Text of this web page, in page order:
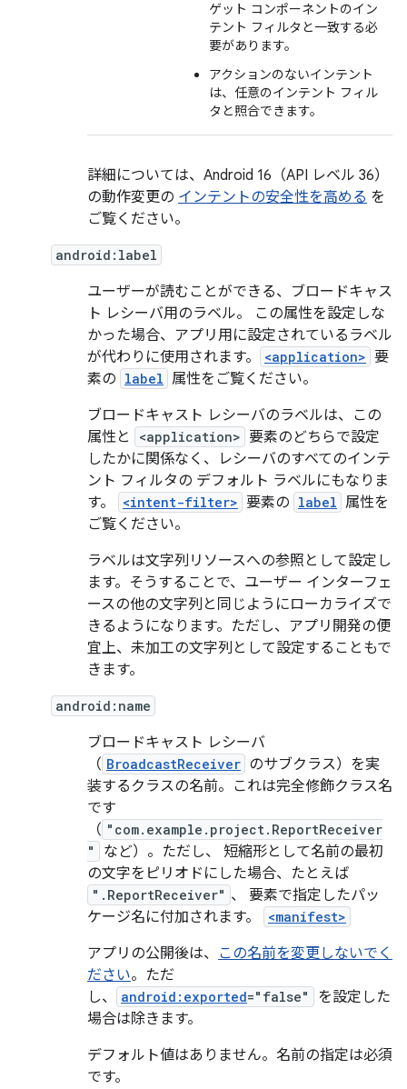
ゲット コンポーネントのイン
テント フィルタと一致する必
要があります。
アクションのないインテント
は、任意のインテント フィル
タと照合できます。
詳細については、Android 16（API レベル 36）
の動作変更の インテントの安全性を高める を
ご覧ください。
android:label
ユーザーが読むことができる、ブロードキャス
ト レシーバ用のラベル。 この属性を設定しな
かった場合、アプリ用に設定されているラベル
が代わりに使用されます。
<application> 要
素の label 属性をご覧ください。
ブロードキャスト レシーバのラベルは、この
属性と
<application> 要素のどちらで設定
したかに関係なく、レシーバのすべてのインテ
ント フィルタの デフォルト ラベルにもなりま
す。
<intent-filter> 要素の label 属性を
ご覧ください。
ラベルは文字列リソースへの参照として設定し
ます。そうすることで、ユーザー インターフェ
ースの他の文字列と同じようにローカライズで
きるようになります。ただし、アプリ開発の便
宜上、未加工の文字列として設定することもで
きます。
android:name
ブロードキャスト レシーバ
（ BroadcastReceiver のサブクラス）を実
装するクラスの名前。これは完全修飾クラス名
です
（ "com.example.project.ReportReceiver
"
など）。ただし、 短縮形として名前の最初
の文字をピリオドにした場合、たとえば
".ReportReceiver" 、 要素で指定したパッ
ケージ名に付加されます。
<manifest>
アプリの公開後は、 この名前を変更しないでく
ださい。ただ
し、
android:exported="false"
を設定した
場合は除きます。
デフォルト値はありません。名前の指定は必須
です。